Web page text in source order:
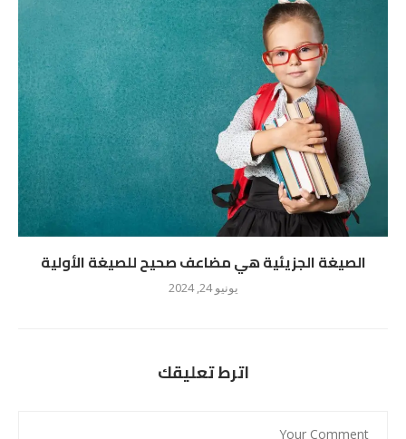
الصيغة الجزيئية هي مضاعف صحيح للصيغة الأولية
يونيو 24, 2024
اترط تعليقك